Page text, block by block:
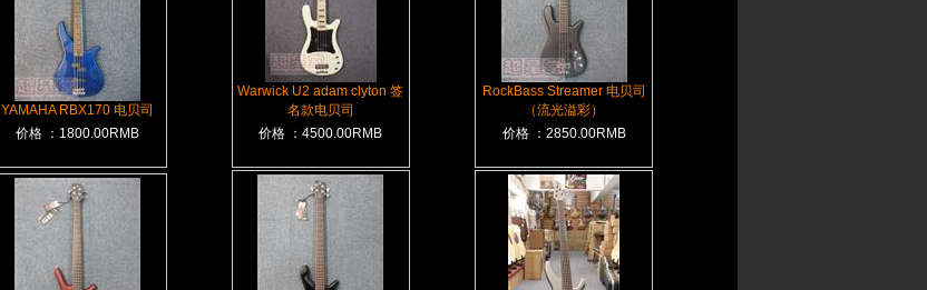
YAMAHA RBX170 电贝司
价格 ：1800.00RMB
Warwick U2 adam clyton 签
名款电贝司
价格 ：4500.00RMB
RockBass Streamer 电贝司
（流光溢彩）
价格 ：2850.00RMB